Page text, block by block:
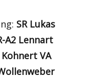
SR Lukas
A2 Lennart
VA